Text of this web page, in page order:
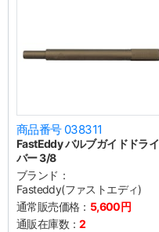
商品番号 038311
FastEddy バルブガイドドライ
バー 3/8
ブランド：
Fasteddy(ファストエディ)
通常販売価格： 5,600円
通販在庫数：2